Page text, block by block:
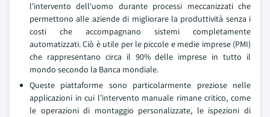
l'intervento dell'uomo durante processi meccanizzati che
permettono alle aziende di migliorare la produttività senza i
costi che accompagnano sistemi completamente
automatizzati. Ciò è utile per le piccole e medie imprese (PMI)
che rappresentano circa il 90% delle imprese in tutto il
mondo secondo la Banca mondiale.
Queste piattaforme sono particolarmente preziose nelle
applicazioni in cui l'intervento manuale rimane critico, come
le operazioni di montaggio personalizzate, le ispezioni di